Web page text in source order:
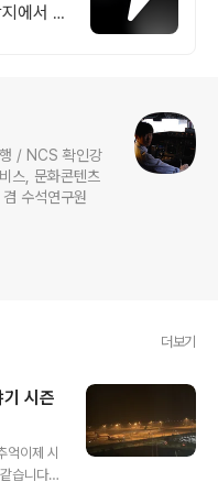
에서 올
스, 문화콘텐츠
수석연구원
더보기
시즌
억이제 시
습니다.